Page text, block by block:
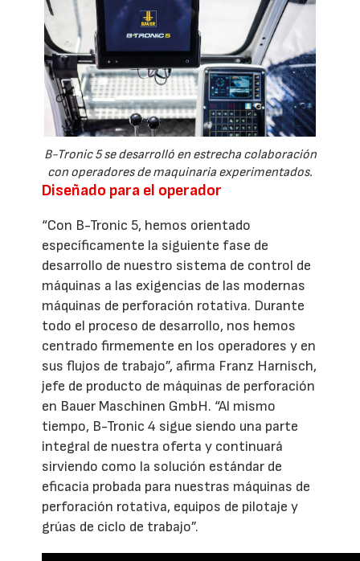
B-Tronic 5 se desarrolló en estrecha colaboración
con operadores de maquinaria experimentados.
Diseñado para el operador
“Con B-Tronic 5, hemos orientado
específicamente la siguiente fase de
desarrollo de nuestro sistema de control de
máquinas a las exigencias de las modernas
máquinas de perforación rotativa. Durante
todo el proceso de desarrollo, nos hemos
centrado firmemente en los operadores y en
sus flujos de trabajo”, afirma Franz Harnisch,
jefe de producto de máquinas de perforación
en Bauer Maschinen GmbH. “Al mismo
tiempo, B-Tronic 4 sigue siendo una parte
integral de nuestra oferta y continuará
sirviendo como la solución estándar de
eficacia probada para nuestras máquinas de
perforación rotativa, equipos de pilotaje y
grúas de ciclo de trabajo”.